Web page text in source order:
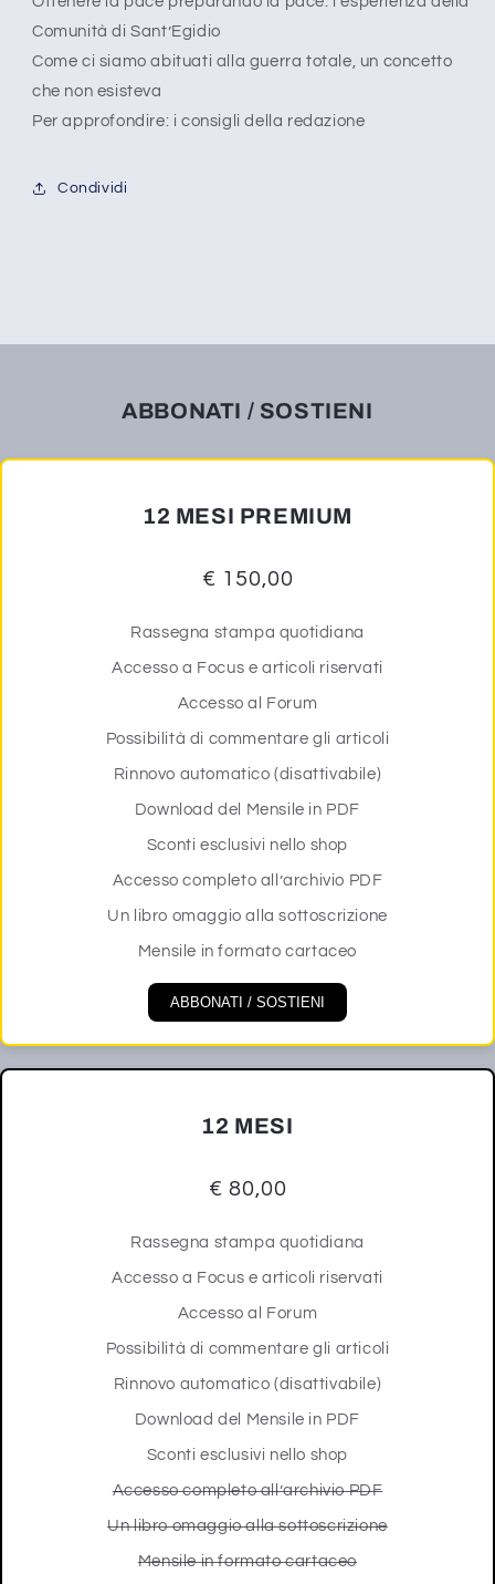
Comunità di Sant’Egidio
Come ci siamo abituati alla guerra totale, un concetto
che non esisteva
Per approfondire: i consigli della redazione
Condividi
ABBONATI / SOSTIENI
12 MESI PREMIUM
€ 150,00
Rassegna stampa quotidiana
Accesso a Focus e articoli riservati
Accesso al Forum
Possibilità di commentare gli articoli
Rinnovo automatico (disattivabile)
Download del Mensile in PDF
Sconti esclusivi nello shop
Accesso completo all’archivio PDF
Un libro omaggio alla sottoscrizione
Mensile in formato cartaceo
ABBONATI / SOSTIENI
12 MESI
€ 80,00
Rassegna stampa quotidiana
Accesso a Focus e articoli riservati
Accesso al Forum
Possibilità di commentare gli articoli
Rinnovo automatico (disattivabile)
Download del Mensile in PDF
Sconti esclusivi nello shop
Accesso completo all’archivio PDF
Un libro omaggio alla sottoscrizione
Mensile in formato cartaceo